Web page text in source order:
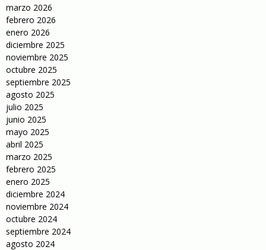
marzo 2026
febrero 2026
enero 2026
diciembre 2025
noviembre 2025
octubre 2025
septiembre 2025
agosto 2025
julio 2025
junio 2025
mayo 2025
abril 2025
marzo 2025
febrero 2025
enero 2025
diciembre 2024
noviembre 2024
octubre 2024
septiembre 2024
agosto 2024